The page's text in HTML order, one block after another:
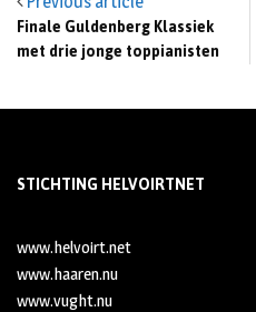
Finale Guldenberg Klassiek
met drie jonge toppianisten
STICHTING HELVOIRTNET
www.helvoirt.net
www.haaren.nu
www.vught.nu